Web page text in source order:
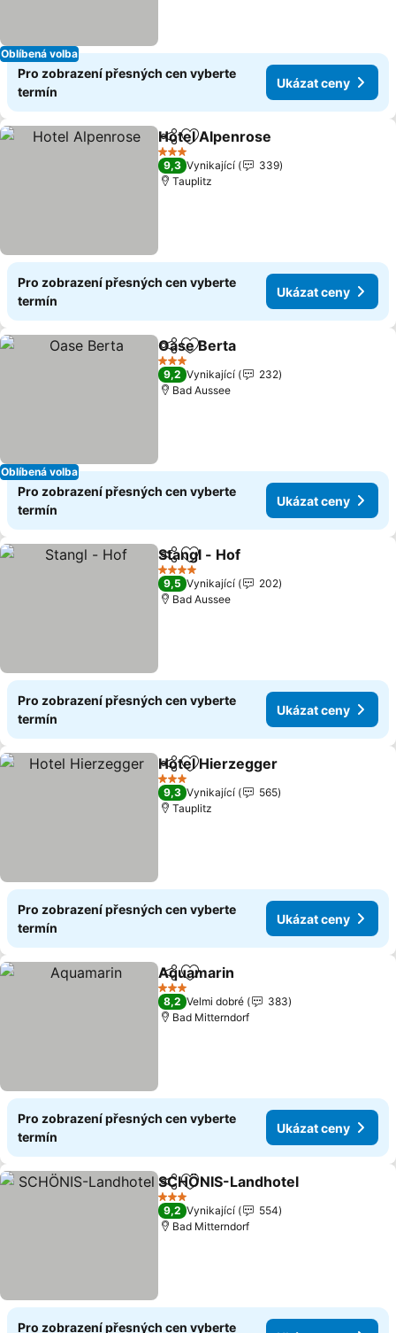
Oblíbená volba
Pro zobrazení přesných cen vyberte
termín
Ukázat ceny
SdíletPřidat na seznam oblíbených
Hotel Alpenrose
3 Počet hvězdiček
9,3 Vynikající
339
Tauplitz
Pro zobrazení přesných cen vyberte
termín
Ukázat ceny
Oblíbená volba
SdíletPřidat na seznam oblíbených
Oase Berta
3 Počet hvězdiček
9,2 Vynikající
232
Bad Aussee
Pro zobrazení přesných cen vyberte
termín
Ukázat ceny
SdíletPřidat na seznam oblíbených
Stangl - Hof
4 Počet hvězdiček
9,5 Vynikající
202
Bad Aussee
Pro zobrazení přesných cen vyberte
termín
Ukázat ceny
SdíletPřidat na seznam oblíbených
Hotel Hierzegger
3 Počet hvězdiček
9,3 Vynikající
565
Tauplitz
Pro zobrazení přesných cen vyberte
termín
Ukázat ceny
SdíletPřidat na seznam oblíbených
Aquamarin
3 Počet hvězdiček
8,2 Velmi dobré
383
Bad Mitterndorf
Pro zobrazení přesných cen vyberte
termín
Ukázat ceny
SdíletPřidat na seznam oblíbených
SCHÖNIS-Landhotel
3 Počet hvězdiček
9,2 Vynikající
554
Bad Mitterndorf
Pro zobrazení přesných cen vyberte